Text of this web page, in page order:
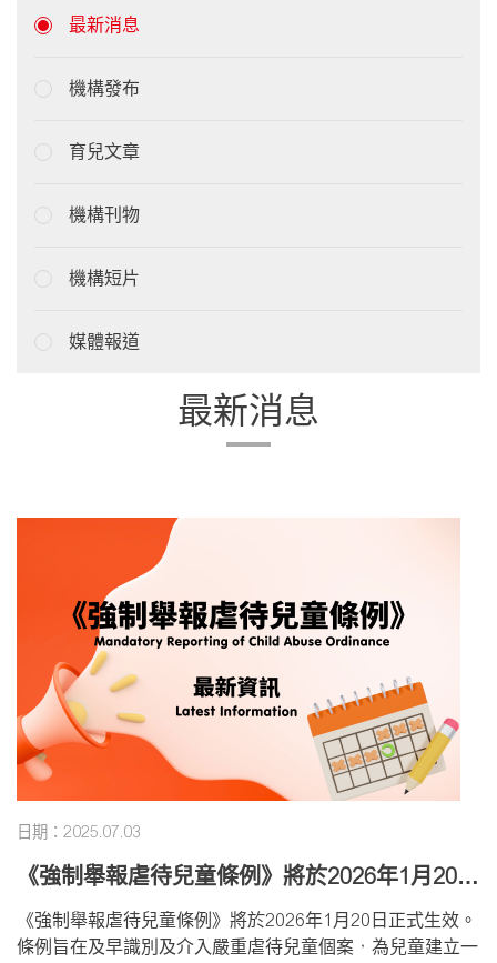
最新消息
機構發布
育兒文章
機構刊物
機構短片
媒體報道
最新消息
日期：2025.07.03
《強制舉報虐待兒童條例》將於2026年1月20日
《強制舉報虐待兒童條例》將於2026年1月20日正式生效。
條例旨在及早識別及介入嚴重虐待兒童個案，為兒童建立一